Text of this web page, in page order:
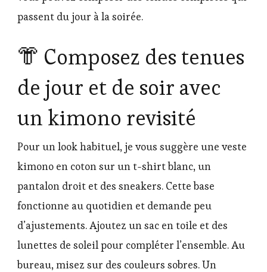
passent du jour à la soirée.
👘 Composez des tenues
de jour et de soir avec
un kimono revisité
Pour un look habituel, je vous suggère une veste
kimono en coton sur un t-shirt blanc, un
pantalon droit et des sneakers. Cette base
fonctionne au quotidien et demande peu
d’ajustements. Ajoutez un sac en toile et des
lunettes de soleil pour compléter l’ensemble. Au
bureau, misez sur des couleurs sobres. Un